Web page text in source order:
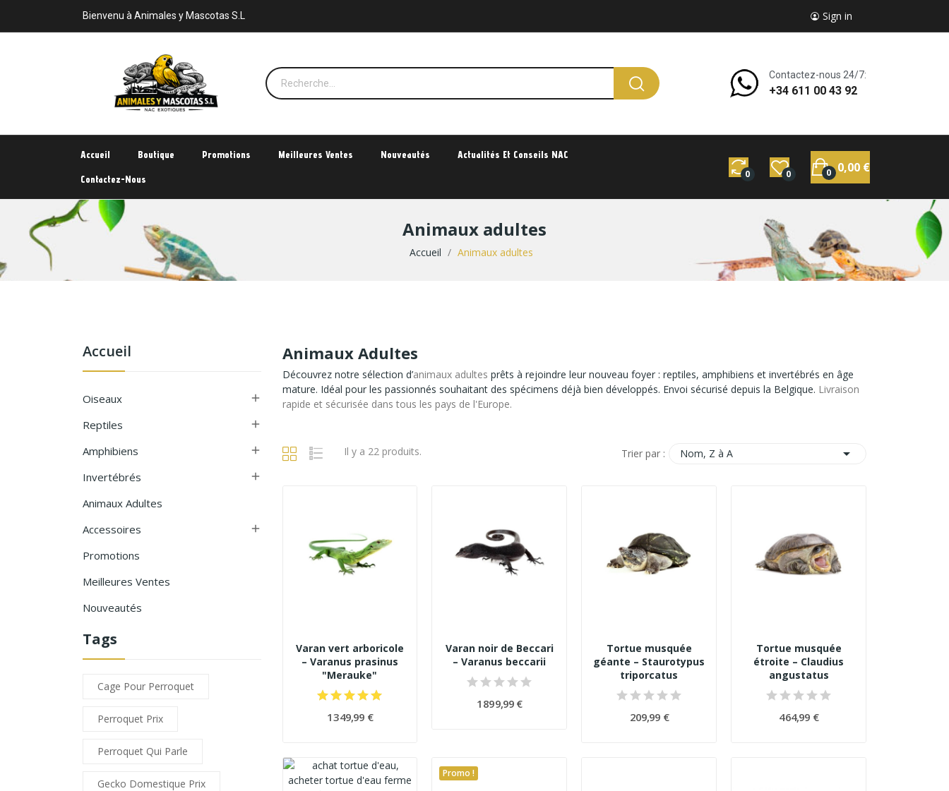
Bienvenu à Animales y Mascotas S.L Sign in
Contactez-nous 24/7:
+34 611 00 43 92
Accueil Boutique Promotions Meilleures Ventes Nouveautés Actualités Et Conseils NAC
Contactez-Nous 0 0 0,00 €
0
Animaux adultes
Accueil Animaux adultes
Accueil
Oiseaux 
Reptiles 
Amphibiens 
Invertébrés 
Animaux Adultes
Accessoires

Promotions
Meilleures Ventes
Nouveautés
Tags
Cage Pour Perroquet
Perroquet Prix
Perroquet Qui Parle
Gecko Domestique Prix
Animaux Adultes
Découvrez notre sélection d’animaux adultes prêts à rejoindre leur nouveau foyer : reptiles, amphibiens et invertébrés en âge
mature. Idéal pour les passionnés souhaitant des spécimens déjà bien développés. Envoi sécurisé depuis la Belgique. Livraison
rapide et sécurisée dans tous les pays de l'Europe.
Il y a 22 produits. Trier par : Nom, Z à A 
Varan vert arboricole
– Varanus prasinus
"Merauke"
1 349,99 €
Varan noir de Beccari
– Varanus beccarii
1 899,99 €
Tortue musquée
géante – Staurotypus
triporcatus
209,99 €
Tortue musquée
étroite – Claudius
angustatus
464,99 €
Promo !